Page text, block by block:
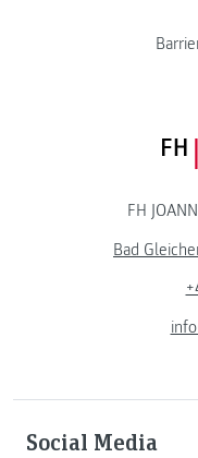
FH
Bad
Social Media